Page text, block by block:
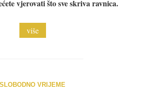
vjerovati što sve skriva ravnica.
više
SLOBODNO VRIJEME